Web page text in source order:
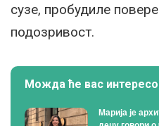
сузе, пробудиле
подозривост.
Можда ће вас
Марија је